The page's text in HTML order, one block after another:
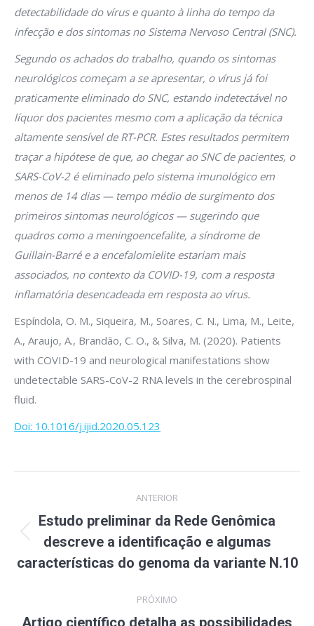
detectabilidade do vírus e quanto à linha do tempo da
infecção e dos sintomas no Sistema Nervoso Central (SNC).
Segundo os achados do trabalho, quando os sintomas
neurológicos começam a se apresentar, o vírus já foi
praticamente eliminado do SNC, estando indetectável no
líquor dos pacientes mesmo com a aplicação da técnica
altamente sensível de RT-PCR. Estes resultados permitem
traçar a hipótese de que, ao chegar ao SNC de pacientes, o
SARS-CoV-2 é eliminado pelo sistema imunológico em
menos de 14 dias — tempo médio de surgimento dos
primeiros sintomas neurológicos — sugerindo que
quadros como a meningoencefalite, a síndrome de
Guillain-Barré e a encefalomielite estariam mais
associados, no contexto da COVID-19, com a resposta
inflamatória desencadeada em resposta ao vírus.
Espíndola, O. M., Siqueira, M., Soares, C. N., Lima, M., Leite,
A., Araujo, A., Brandão, C. O., & Silva, M. (2020). Patients
with COVID-19 and neurological manifestations show
undetectable SARS-CoV-2 RNA levels in the cerebrospinal
fluid.
Doi: 10.1016/j.ijid.2020.05.123
de
post:
ANTERIOR
Post
anterior:
Estudo preliminar da Rede Genômica
descreve a identificação e algumas
características do genoma da variante N.10
PRÓXIMO
Artigo científico detalha as possibilidades